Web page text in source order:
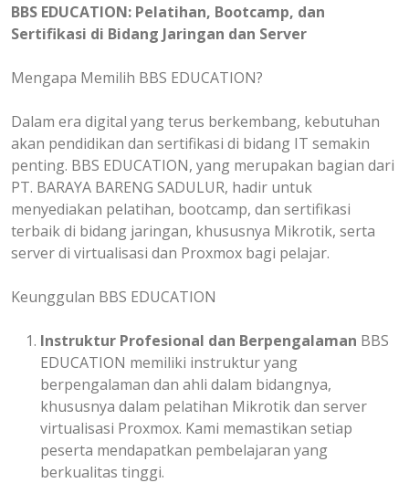
BBS EDUCATION: Pelatihan, Bootcamp, dan
Sertifikasi di Bidang Jaringan dan Server
Mengapa Memilih BBS EDUCATION?
Dalam era digital yang terus berkembang, kebutuhan
akan pendidikan dan sertifikasi di bidang IT semakin
penting. BBS EDUCATION, yang merupakan bagian dari
PT. BARAYA BARENG SADULUR, hadir untuk
menyediakan pelatihan, bootcamp, dan sertifikasi
terbaik di bidang jaringan, khususnya Mikrotik, serta
server di virtualisasi dan Proxmox bagi pelajar.
Keunggulan BBS EDUCATION
Instruktur Profesional dan Berpengalaman BBS
EDUCATION memiliki instruktur yang
berpengalaman dan ahli dalam bidangnya,
khususnya dalam pelatihan Mikrotik dan server
virtualisasi Proxmox. Kami memastikan setiap
peserta mendapatkan pembelajaran yang
berkualitas tinggi.